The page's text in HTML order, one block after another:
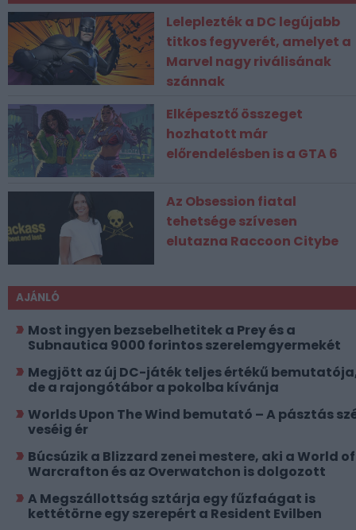
Leleplezték a DC legújabb
titkos fegyverét, amelyet a
Marvel nagy riválisának
szánnak
Elképesztő összeget
hozhatott már
előrendelésben is a GTA 6
Az Obsession fiatal
tehetsége szívesen
elutazna Raccoon Citybe
AJÁNLÓ
Most ingyen bezsebelhetitek a Prey és a
Subnautica 9000 forintos szerelemgyermekét
Megjött az új DC-játék teljes értékű
de a rajongótábor a pokolba kívánja
Worlds Upon The Wind bemutató – A pásztás
veséig ér
Búcsúzik a Blizzard zenei mestere, aki a World of
Warcrafton és az Overwatchon is dolgozott
A Megszállottság sztárja egy fűzfaágat is
kettétörne egy szerepért a Resident Evilben